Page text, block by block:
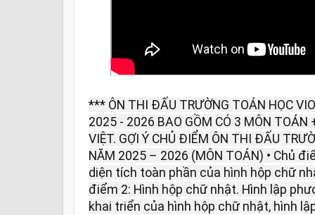
*** ÔN THI ĐẤU TRƯỜNG TOÁN HỌC
2025 - 2026 BAO GỒM CÓ 3 MÔN TOÁN
VIỆT. GỢI Ý CHỦ ĐIỂM ÔN THI ĐẤU
NĂM 2025 – 2026 (MÔN TOÁN) • Chủ
diện tích toàn phần của hình hộp chữ
điểm 2: Hình hộp chữ nhật. Hình lập
khai triển của hình hộp chữ nhật, hình